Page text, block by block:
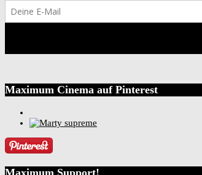
Maximum Cinema auf Pinterest